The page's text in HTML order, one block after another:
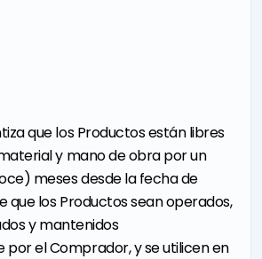
que los Productos están libres
y mano de obra por un
meses desde la fecha de
que los Productos sean operados,
y mantenidos
el Comprador, y se utilicen en